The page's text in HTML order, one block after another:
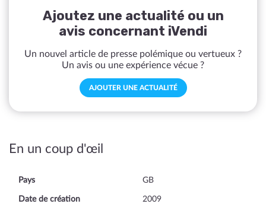
Ajoutez une actualité ou un
avis concernant iVendi
Un nouvel article de presse polémique ou vertueux ?
Un avis ou une expérience vécue ?
AJOUTER UNE ACTUALITÉ
En un coup d'œil
Pays GB
Date de création 2009